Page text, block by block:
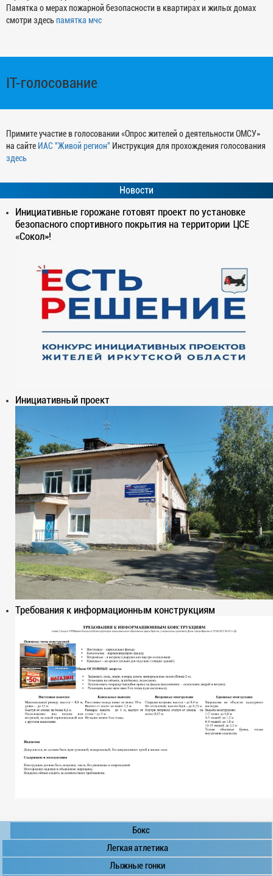
Памятка о мерах пожарной безопасности в квартирах и жилых домах
смотри здесьпамятка мчс
IT-голосование
Примите участие в голосовании «Опрос жителей о деятельности ОМСУ»
на сайте ИАС "Живой регион" Инструкция для прохождения голосования
здесь
Новости
Инициативные горожане готовят проект по установке
безопасного спортивного покрытия на территории ЦСЕ
«Сокол»!
Инициативный проект
Требования к информационным конструкциям
Бокс
Легкая атлетика
Лыжные гонки